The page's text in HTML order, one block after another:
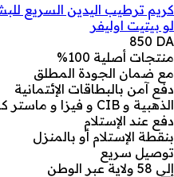
كريم ترطيب اليدين السريع
لو بيتيت اوليفر
850 DA
منتجات أصلية 100%
مع ضمان الجودة المطلق
دفع آمن بالبطاقات الإئتمانية
الذهبية و CIB و فيزا و ماستر كارد
دفع عند الإستلام
بنقطة الإستلام أو بالمنزل
توصيل سريع
إلى 58 ولاية عبر الوطن